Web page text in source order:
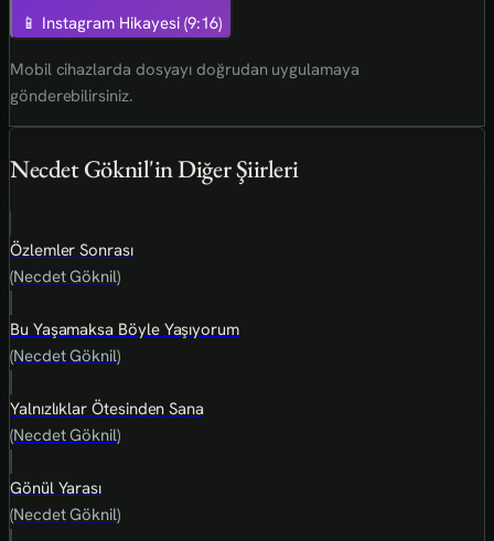
📱 Instagram Hikayesi (9:16)
Mobil cihazlarda dosyayı doğrudan uygulamaya
gönderebilirsiniz.
Necdet Göknil'in Diğer Şiirleri
Özlemler Sonrası
(Necdet Göknil)
Bu Yaşamaksa Böyle Yaşıyorum
(Necdet Göknil)
Yalnızlıklar Ötesinden Sana
(Necdet Göknil)
Gönül Yarası
(Necdet Göknil)